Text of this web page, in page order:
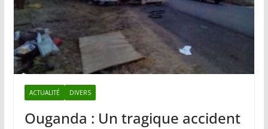
ACTUALITÉ DIVERS
Ouganda : Un tragique accident